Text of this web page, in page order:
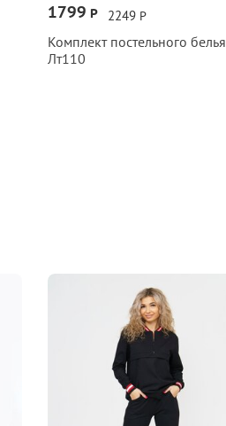
2249 Р
1799 Р
Комплект постельного белья
Лт110